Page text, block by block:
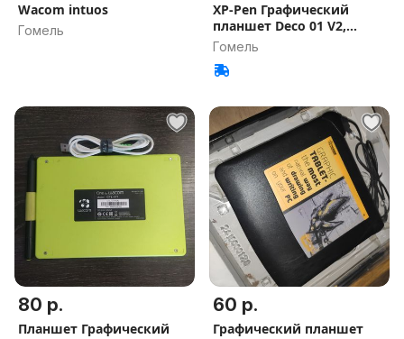
Wacom intuos
Гомель
XP-Pen Графический
планшет Deco 01 V2,
формат A5
Гомель
80 р.
Планшет Графический
60 р.
Графический планшет